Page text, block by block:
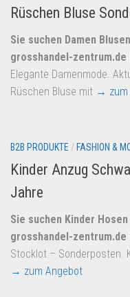
Rüschen Bluse
Sie suchen Damen
grosshandel-zentrum.de
Elegante Damenmode.
Rüschen Bluse mit → zum
B2B PRODUKTE /FASHION &
Kinder Anzug
Jahre
Sie suchen Kinder
grosshandel-zentrum.de
Stocklot – Sonderposten.
→ zum Angebot